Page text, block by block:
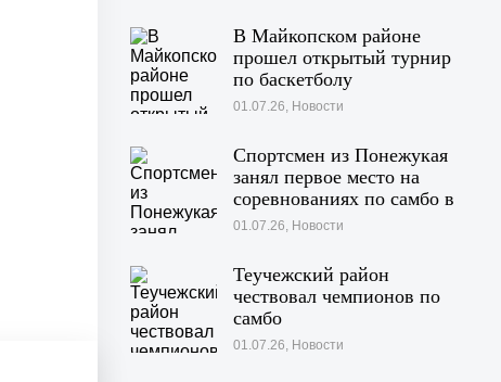
В Майкопском районе
прошел открытый турнир
по баскетболу
01.07.26, Новости
Спортсмен из Понежукая
занял первое место на
соревнованиях по самбо в
Московской области
01.07.26, Новости
Теучежский район
чествовал чемпионов по
самбо
01.07.26, Новости